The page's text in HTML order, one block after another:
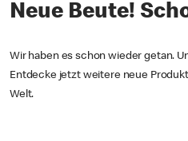
Neue Beute!
Wir haben es schon wieder getan.
Entdecke jetzt weitere neue
Welt.